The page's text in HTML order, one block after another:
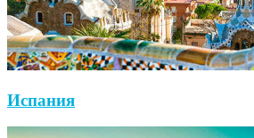
Испания